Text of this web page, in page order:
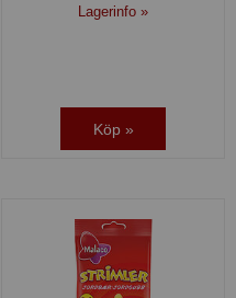
Lagerinfo »
Köp »